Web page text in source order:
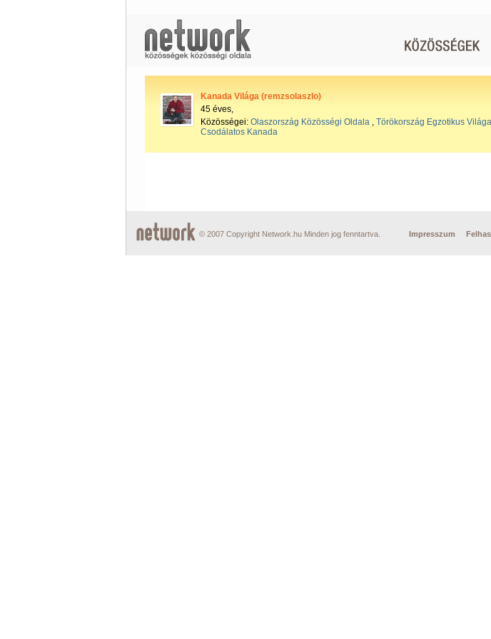
Kanada Világa (remzsolaszlo)
45 éves,
Közösségei: Olaszország Közösségi Oldala, Törökország Egzotikus Világa
Csodálatos Kanada
© 2007 Copyright Network.hu Minden jog fenntartva. Impresszum